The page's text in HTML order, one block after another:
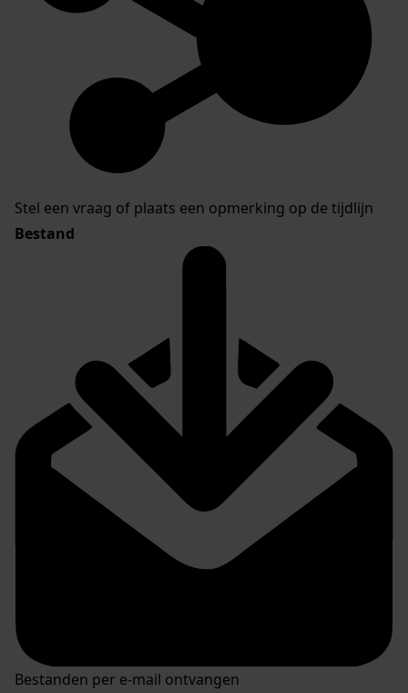
Stel een vraag of plaats een opmerking op de tijdlijn
Bestand
Bestanden per e-mail ontvangen